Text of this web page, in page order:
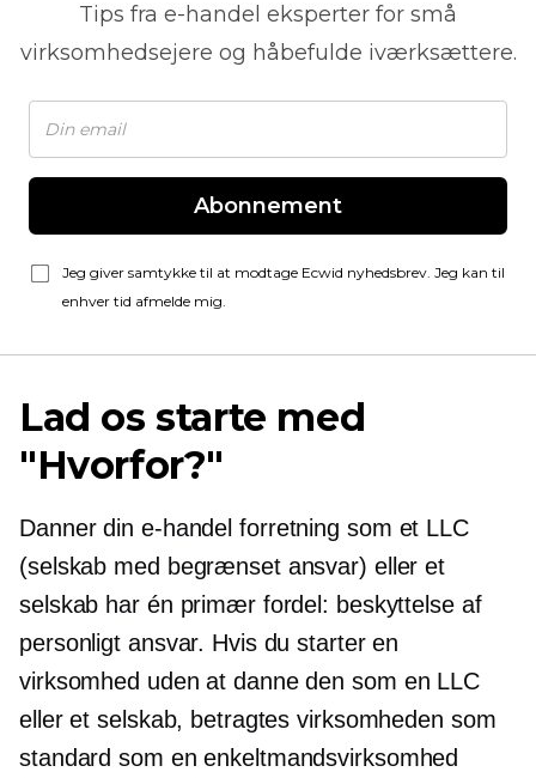
Tips fra e-handel eksperter for små
virksomhedsejere og håbefulde iværksættere.
Abonnement
Jeg giver samtykke til at modtage Ecwid nyhedsbrev. Jeg kan til
enhver tid afmelde mig.
Lad os starte med
"Hvorfor?"
Danner din e-handel forretning som et LLC
(selskab med begrænset ansvar) eller et
selskab har én primær fordel: beskyttelse af
personligt ansvar. Hvis du starter en
virksomhed uden at danne den som en LLC
eller et selskab, betragtes virksomheden som
standard som en enkeltmandsvirksomhed